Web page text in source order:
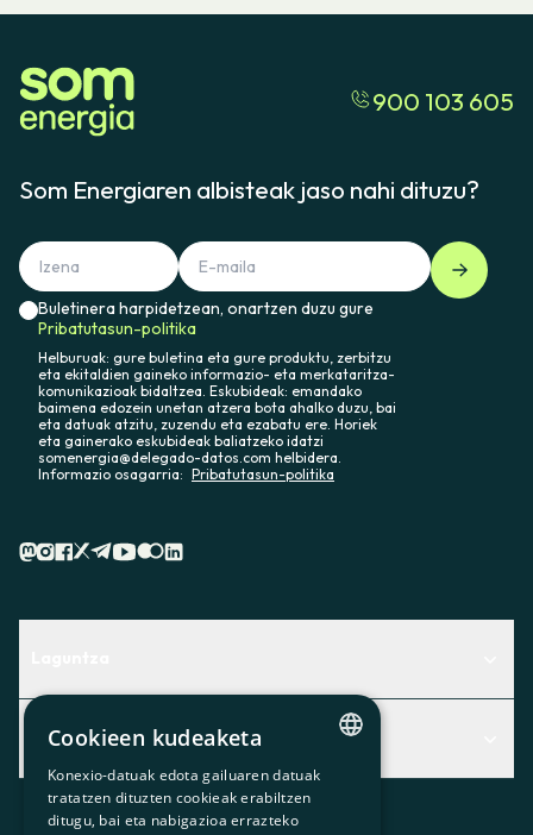
900 103 605
Som Energiaren albisteak jaso nahi dituzu?
Buletinera harpidetzean, onartzen duzu gure
Pribatutasun-politika
Helburuak: gure buletina eta gure produktu, zerbitzu
eta ekitaldien gaineko informazio- eta merkataritza-
komunikazioak bidaltzea. Eskubideak: emandako
baimena edozein unetan atzera bota ahalko duzu, bai
eta datuak atzitu, zuzendu eta ezabatu ere. Horiek
eta gainerako eskubideak baliatzeko idatzi
somenergia@delegado-datos.com helbidera.
Informazio osagarria: Pribatutasun-politika
Centro de Ayuda
Aurkitu zerbitzurik egokiena zuretzat
Contacto
Albisteak
Albisteak
Bazkideen txokoa
CATALAN
SPANISH
Cookieen kudeaketa
Konexio-datuak edota gailuaren datuak
tratatzen dituzten cookieak erabiltzen
ditugu, bai eta nabigazioa errazteko